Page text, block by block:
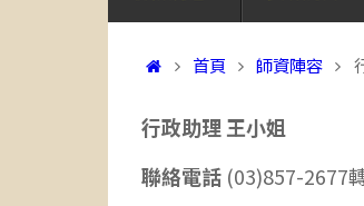
content
Home
首頁 師資陣容
行政助理 王小姐
聯絡電話 (03)857-2677